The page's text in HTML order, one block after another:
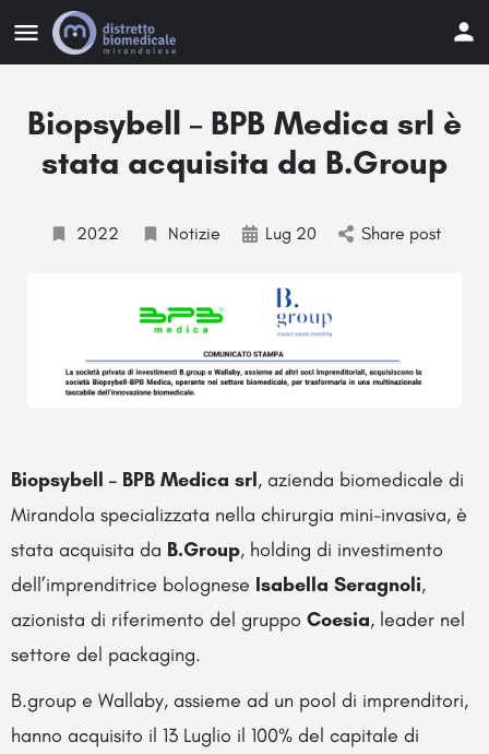
Biopsybell – BPB Medica srl è
stata acquisita da B.Group
2022 Notizie Lug 20 Share post
Biopsybell – BPB Medica srl, azienda biomedicale di
Mirandola specializzata nella chirurgia mini-invasiva, è
stata acquisita da B.Group, holding di investimento
dell’imprenditrice bolognese Isabella Seragnoli,
azionista di riferimento del gruppo Coesia, leader nel
settore del packaging.
B.group e Wallaby, assieme ad un pool di imprenditori,
hanno acquisito il 13 Luglio il 100% del capitale di